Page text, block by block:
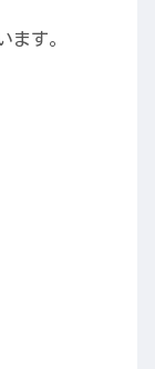
ます。